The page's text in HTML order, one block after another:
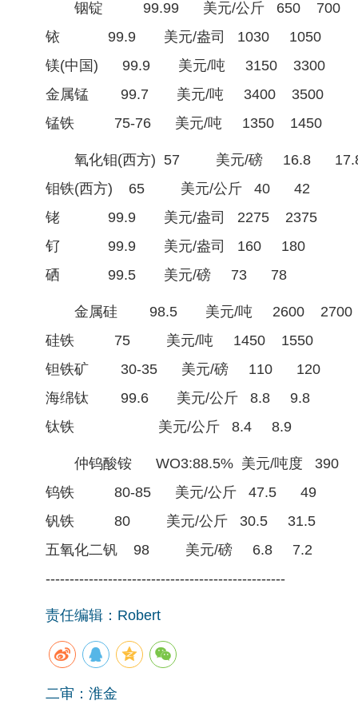
铟锭 99.99 美元/公斤 650 700
铱 99.9 美元/盎司 1030 1050
镁(中国) 99.9 美元/吨 3150 3300
金属锰 99.7 美元/吨 3400 3500
锰铁 75-76 美元/吨 1350 1450
氧化钼(西方) 57 美元/磅 16.8
钼铁(西方) 65 美元/公斤 40 42
铑 99.9 美元/盎司 2275 2375
钌 99.9 美元/盎司 160 180
硒 99.5 美元/磅 73 78
金属硅 98.5 美元/吨 2600 2700
硅铁 75 美元/吨 1450 1550
钽铁矿 30-35 美元/磅 110 120
海绵钛 99.6 美元/公斤 8.8 9.8
钛铁 美元/公斤 8.4 8.9
仲钨酸铵 WO3:88.5% 美元/吨度 390
钨铁 80-85 美元/公斤 47.5 49
钒铁 80 美元/公斤 30.5 31.5
五氧化二钒 98 美元/磅 6.8 7.2
--------------------------------------------------
责任编辑：Robert
二审：淮金